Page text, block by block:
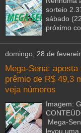
sorteio
sábado
próximo
domingo, 28 de
Mega-Sena:
prêmio de R$ 49,3
veja números
Imagem:
Mega-
levou uma